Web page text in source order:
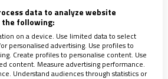
data to analyze website
the following:
on a device. Use limited data to select
personalised advertising. Use profiles to
Create profiles to personalise content. Use
content. Measure advertising performance.
Understand audiences through statistics or